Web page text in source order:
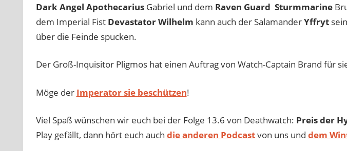
Dark Angel ApothecariusGabriel und dem Raven Guard Sturmmarine
dem Imperial Fist Devastator Wilhelm kann auch der SalamanderYffryt
über die Feinde spucken.
Der Groß-Inquisitor Pligmos hat einen Auftrag von Watch-Captain Brand für
Möge der Imperator sie beschützen!
Viel Spaß wünschen wir euch bei der Folge 13.6 von Deathwatch: Preis der
Play gefällt, dann hört euch auch die anderen Podcastvon uns und dem